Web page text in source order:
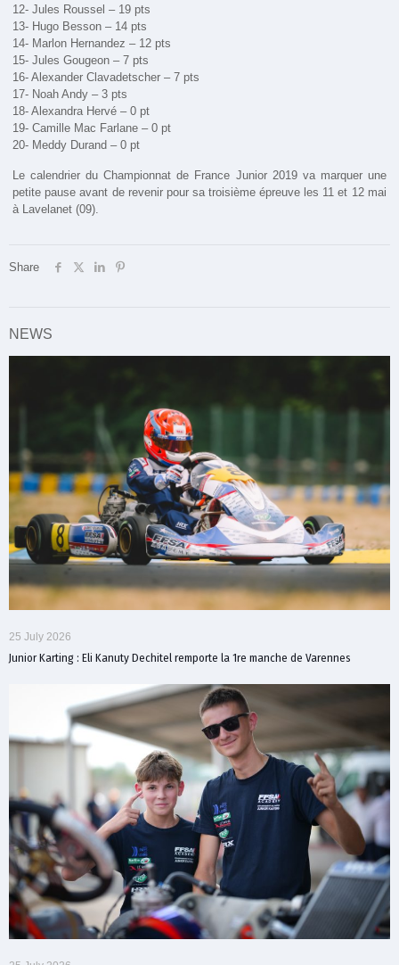
12- Jules Roussel – 19 pts
13- Hugo Besson – 14 pts
14- Marlon Hernandez – 12 pts
15- Jules Gougeon – 7 pts
16- Alexander Clavadetscher – 7 pts
17- Noah Andy – 3 pts
18- Alexandra Hervé – 0 pt
19- Camille Mac Farlane – 0 pt
20- Meddy Durand – 0 pt
Le calendrier du Championnat de France Junior 2019 va marquer une
petite pause avant de revenir pour sa troisième épreuve les 11 et 12 mai
à Lavelanet (09).
Share
NEWS
25 July 2026
Junior Karting : Eli Kanuty Dechitel remporte la 1re manche de Varennes